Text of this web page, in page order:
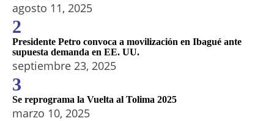
agosto 11, 2025
2
Presidente Petro convoca a movilización en Ibagué ante
supuesta demanda en EE. UU.
septiembre 23, 2025
3
Se reprograma la Vuelta al Tolima 2025
marzo 10, 2025